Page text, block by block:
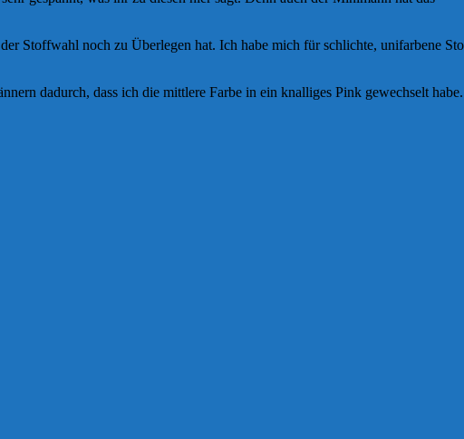
Stoffwahl noch zu Überlegen hat. Ich habe mich für schlichte, unifarbene
dadurch, dass ich die mittlere Farbe in ein knalliges Pink gewechselt habe.